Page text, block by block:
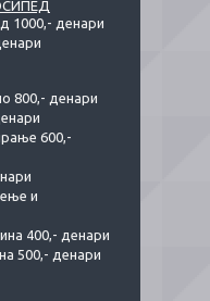
1000,- денари
800,- денари
600,-
и
400,- денари
500,- денари